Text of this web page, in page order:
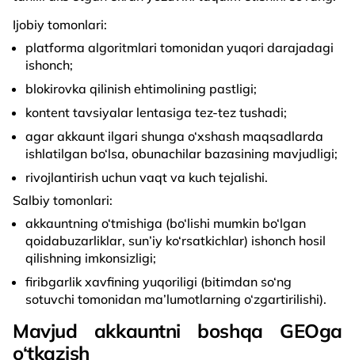
Ijobiy tomonlari:
platforma algoritmlari tomonidan yuqori darajadagi
ishonch;
blokirovka qilinish ehtimolining pastligi;
kontent tavsiyalar lentasiga tez-tez tushadi;
agar akkaunt ilgari shunga o‘xshash maqsadlarda
ishlatilgan bo‘lsa, obunachilar bazasining mavjudligi;
rivojlantirish uchun vaqt va kuch tejalishi.
Salbiy tomonlari:
akkauntning o‘tmishiga (bo‘lishi mumkin bo‘lgan
qoidabuzarliklar, sun’iy ko‘rsatkichlar) ishonch hosil
qilishning imkonsizligi;
firibgarlik xavfining yuqoriligi (bitimdan so‘ng
sotuvchi tomonidan ma’lumotlarning o‘zgartirilishi).
Mavjud akkauntni boshqa GEOga
o‘tkazish